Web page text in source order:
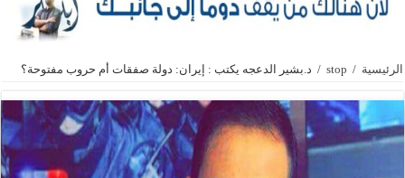
الرئيسية /
stop
/ د.بشير الدعجه يكتب : إيران: دولة صفقات أم حروب مفتوحة؟